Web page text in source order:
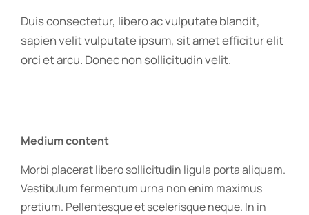
Duis consectetur, libero ac vulputate blandit,
sapien velit vulputate ipsum, sit amet efficitur elit
orci et arcu. Donec non sollicitudin velit.
Medium content
Morbi placerat libero sollicitudin ligula porta aliquam.
Vestibulum fermentum urna non enim maximus
pretium. Pellentesque et scelerisque neque. In in